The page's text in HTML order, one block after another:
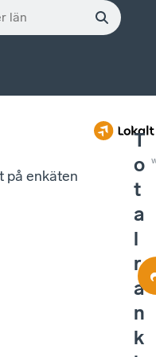
på enkäten
T
o
t
a
l
r
a
n
k